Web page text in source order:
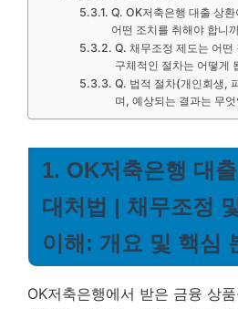
Q. OK저축은행 대출 상
어떤 조치를 취해야 합니
Q. 채무조정 제도는 어떤
구체적인 절차는 어떻게
Q. 법적 절차(개인회생,
며, 예상되는 결과는 무
1. OK저축은행 대
대처법 | 채무조정
이해: 개요 및 핵심
OK저축은행에서 받은 금융 상